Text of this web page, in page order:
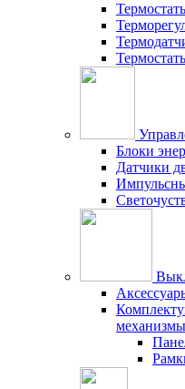
Блоки
Датчики